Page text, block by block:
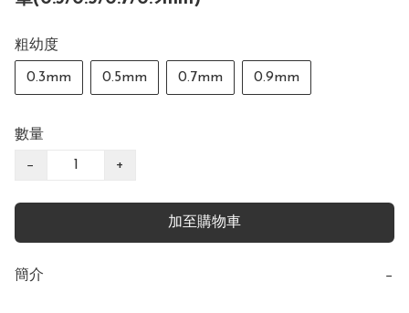
粗幼度
0.3mm 0.5mm 0.7mm 0.9mm
數量
− +
加至購物車
簡介 −